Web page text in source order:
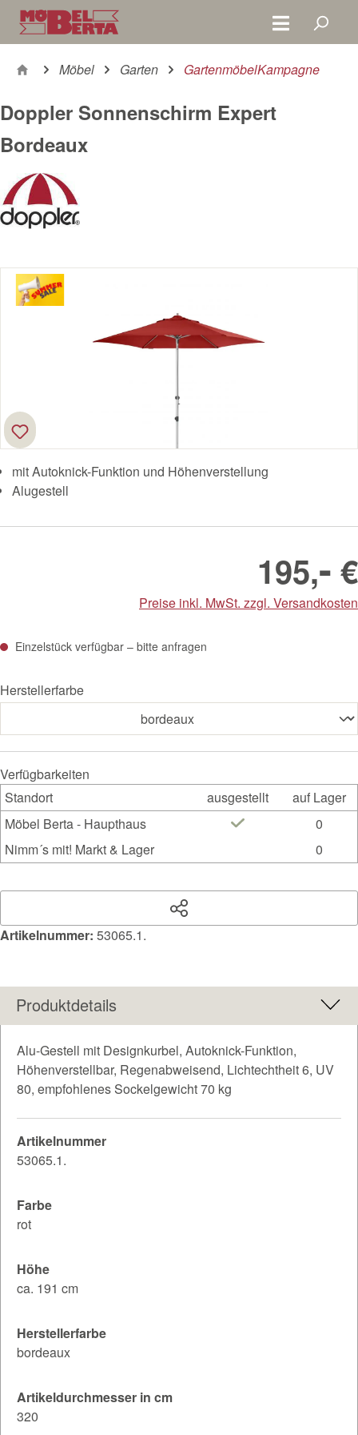
Zum Hauptinhalt springen
Möbel Garten GartenmöbelKampagne
Doppler Sonnenschirm Expert
Bordeaux
Bildergalerie überspringen
mit Autoknick-Funktion und Höhenverstellung
Alugestell
195,- €
Preise inkl. MwSt. zzgl. Versandkosten
Einzelstück verfügbar – bitte anfragen
Herstellerfarbe
Verfügbarkeiten
Standort
ausgestellt
auf Lager
Möbel Berta - Haupthaus
0
Nimm´s mit! Markt & Lager
0
Artikelnummer: 53065.1.
Produktdetails
Alu-Gestell mit Designkurbel, Autoknick-Funktion,
Höhenverstellbar, Regenabweisend, Lichtechtheit 6, UV
80, empfohlenes Sockelgewicht 70 kg
Artikelnummer
53065.1.
Farbe
rot
Höhe
ca. 191 cm
Herstellerfarbe
bordeaux
Artikeldurchmesser in cm
320